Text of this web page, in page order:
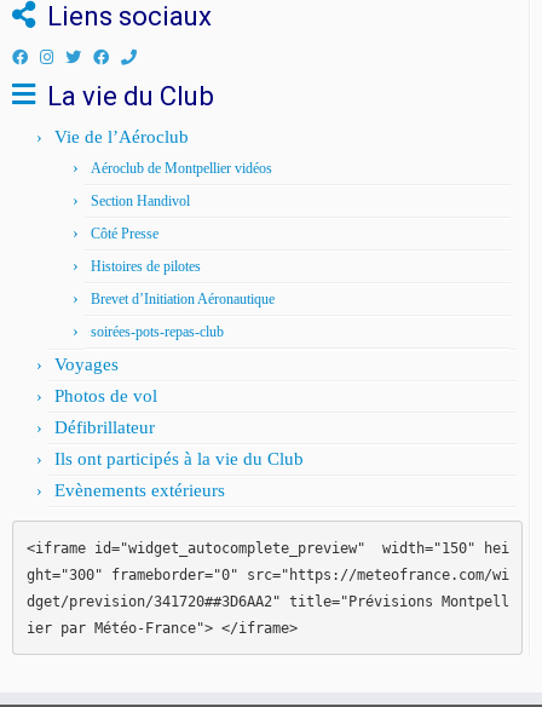
Liens sociaux
La vie du Club
Vie de l’Aéroclub
Aéroclub de Montpellier vidéos
Section Handivol
Côté Presse
Histoires de pilotes
Brevet d’Initiation Aéronautique
soirées-pots-repas-club
Voyages
Photos de vol
Défibrillateur
Ils ont participés à la vie du Club
Evènements extérieurs
<iframe id="widget_autocomplete_preview"  width="150" hei
ght="300" frameborder="0" src="https://meteofrance.com/wi
dget/prevision/341720##3D6AA2" title="Prévisions Montpell
ier par Météo-France"> </iframe>